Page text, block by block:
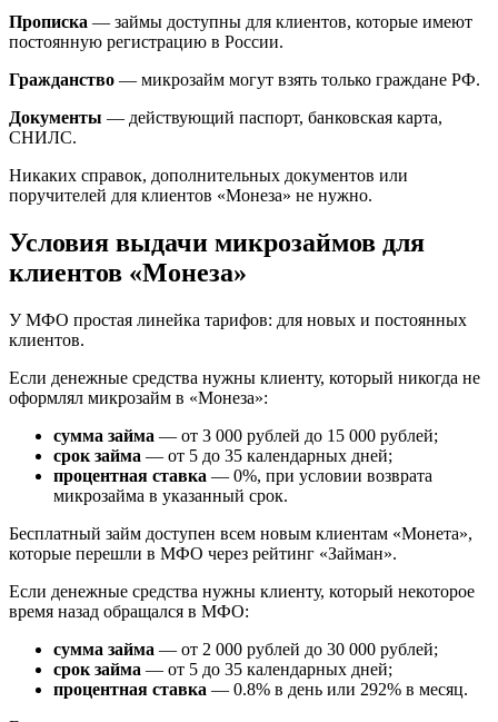
Прописка — займы доступны для клиентов, которые имеют
постоянную регистрацию в России.
Гражданство — микрозайм могут взять только граждане РФ.
Документы — действующий паспорт, банковская карта,
СНИЛС.
Никаких справок, дополнительных документов или
поручителей для клиентов «Монеза» не нужно.
Условия выдачи микрозаймов для
клиентов «Монеза»
У МФО простая линейка тарифов: для новых и постоянных
клиентов.
Если денежные средства нужны клиенту, который никогда не
оформлял микрозайм в «Монеза»:
сумма займа — от 3 000 рублей до 15 000 рублей;
срок займа — от 5 до 35 календарных дней;
процентная ставка — 0%, при условии возврата
микрозайма в указанный срок.
Бесплатный займ доступен всем новым клиентам «Монета»,
которые перешли в МФО через рейтинг «Займан».
Если денежные средства нужны клиенту, который некоторое
время назад обращался в МФО:
сумма займа — от 2 000 рублей до 30 000 рублей;
срок займа — от 5 до 35 календарных дней;
процентная ставка — 0.8% в день или 292% в месяц.